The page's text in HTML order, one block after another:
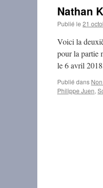
Nathan
Publié le 21
Voici la
pour la partie
le 6 avril
Publié dans
Philippe Juen,